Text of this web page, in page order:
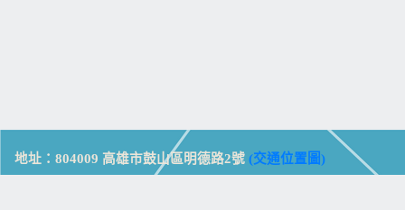
地址：804009 高雄市鼓山區明德路2號 (交通位置圖)